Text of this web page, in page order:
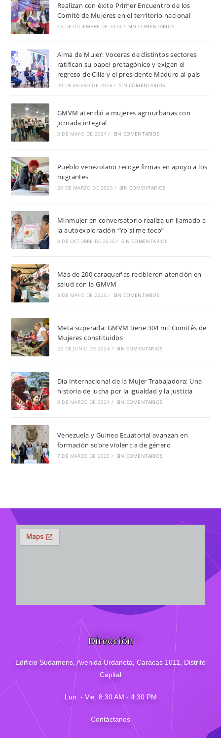
Realizan con éxito Primer Encuentro de los
Comité de Mujeres en el territorio nacional
15 DE DICIEMBRE DE 2023 / SIN COMENTARIOS
Alma de Mujer: Voceras de distintos sectores
ratifican su papel protagónico y exigen el
regreso de Cilia y el presidente Maduro al país
20 DE ENERO DE 2026 / SIN COMENTARIOS
GMVM atendió a mujeres agrourbanas con
jornada integral
3 DE MAYO DE 2024 / SIN COMENTARIOS
Pueblo venezolano recoge firmas en apoyo a los
migrantes
20 DE MARZO DE 2025 / SIN COMENTARIOS
Minmujer en conversatorio realiza un llamado a
la autoexploración “Yo sí me toco”
8 DE OCTUBRE DE 2025 / SIN COMENTARIOS
Más de 200 caraqueñas recibieron atención en
salud con la GMVM
3 DE MAYO DE 2024 / SIN COMENTARIOS
Meta superada: GMVM tiene 304 mil Comités de
Mujeres constituidos
22 DE JUNIO DE 2024 / SIN COMENTARIOS
Día Internacional de la Mujer Trabajadora: Una
historia de lucha por la igualdad y la justicia
8 DE MARZO DE 2024 / SIN COMENTARIOS
Venezuela y Guinea Ecuatorial avanzan en
formación sobre violencia de género
7 DE MARZO DE 2025 / SIN COMENTARIOS
Dirección
Edificio Sudameris, Avenida Urdaneta, Caracas 1011, Distrito
Capital
Lun. - Vie. 8:30 AM - 4:30 PM
Contáctanos